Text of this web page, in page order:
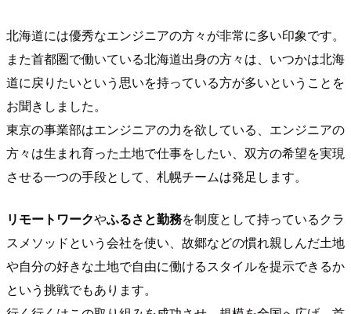
北海道には優秀なエンジニアの方々が非常に多い印象です。
また首都圏で働いている北海道出身の方々は、いつかは北海
道に戻りたいという思いを持っている方が多いということを
お聞きしました。
東京の事業部はエンジニアの力を欲している、エンジニアの
方々は生まれ育った土地で仕事をしたい、双方の希望を実現
させる一つの手段として、札幌チームは発足します。
リモートワークやふるさと勤務を制度として持っているクラ
スメソッドという会社を使い、故郷などの慣れ親しんだ土地
や自分の好きな土地で自由に働けるスタイルを提示できるか
という挑戦でもあります。